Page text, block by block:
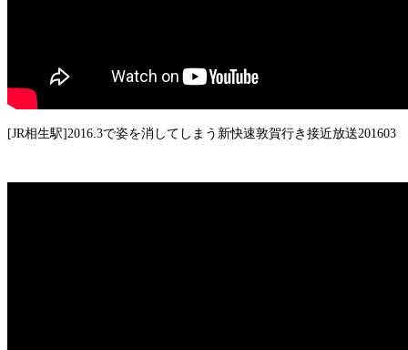
[JR相生駅]2016.3で姿を消してしまう新快速敦賀行き接近放送201603